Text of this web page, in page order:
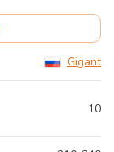
Gigant
10